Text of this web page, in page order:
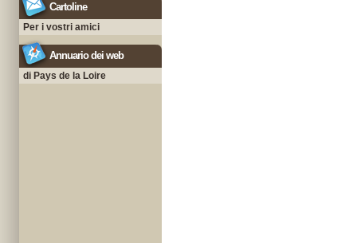
Cartoline
Per i vostri amici
Annuario dei web
di Pays de la Loire